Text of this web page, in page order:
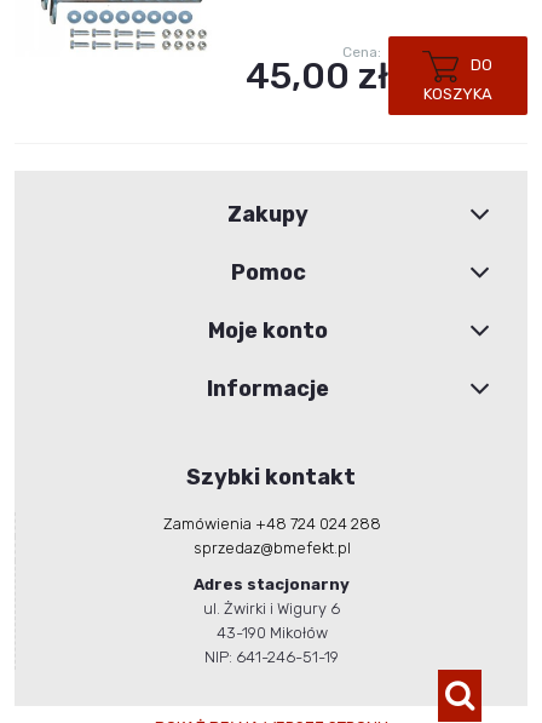
Cena:
45,00 zł
DO
KOSZYKA
Zakupy
Pomoc
Moje konto
Informacje
Szybki kontakt
Zamówienia +48 724 024 288
sprzedaz@bmefekt.pl
Adres stacjonarny
ul. Żwirki i Wigury 6
43-190 Mikołów
NIP: 641-246-51-19